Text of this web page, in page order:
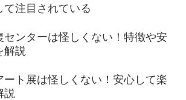
注目されている
センターは怪しくない！特徴や安
解説
ート展は怪しくない！安心して楽
説